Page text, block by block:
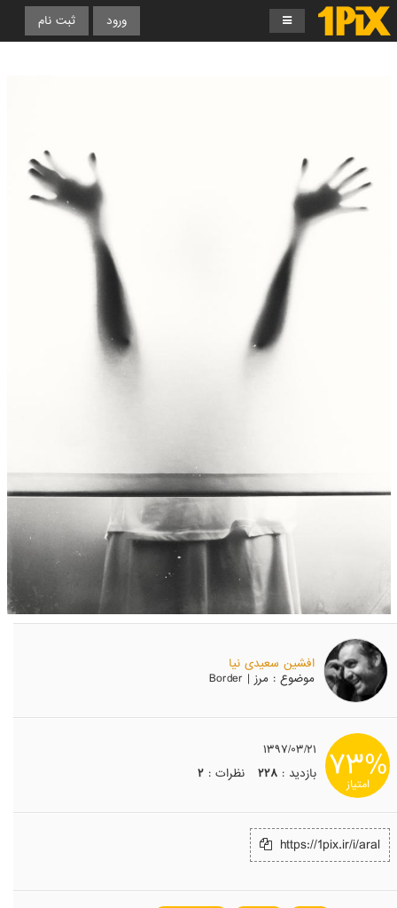
ورود ثبت نام
افشین سعیدی نیا
موضوع : مرز | Border
۷۳%
امتیاز
۱۳۹۷/۰۳/۲۱
بازدید : ۲۲۸ نظرات : ۲
https://1pix.ir/i/aral